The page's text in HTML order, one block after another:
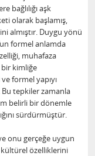
bağlılığı aşk
olarak başlamış,
almıştır. Duygu yönü
formel anlamda
muhafaza
bir kimliğe
formel yapıyı
tepkiler zamanla
belirli bir dönemle
sürdürmüştür.
onu gerçeğe uygun
özelliklerini